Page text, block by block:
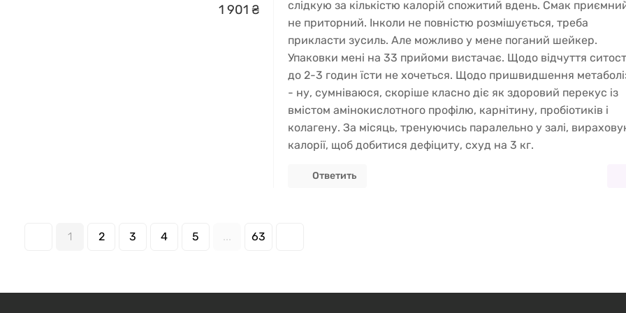
1 901 ₴
слідкую за кількістю калорій спожитий вдень. Смак
не приторний. Інколи не повністю розмішується, треба
прикласти зусиль. Але можливо у мене поганий шейкер.
Упаковки мені на 33 прийоми вистачає. Щодо відчуття
до 2-3 годин їсти не хочеться. Щодо пришвидшення
- ну, сумніваюся, скоріше класно діє як здоровий перекус із
вмістом амінокислотного профілю, карнітину, пробіотиків і
колагену. За місяць, тренуючись паралельно у залі,
калорії, щоб добитися дефіциту, схуд на 3 кг.
Ответить
1 2 3 4 5 ... 63